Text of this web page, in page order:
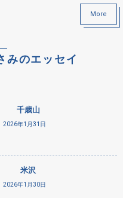
More
みのエッセイ
千歳山
2026年1月31日
米沢
2026年1月30日